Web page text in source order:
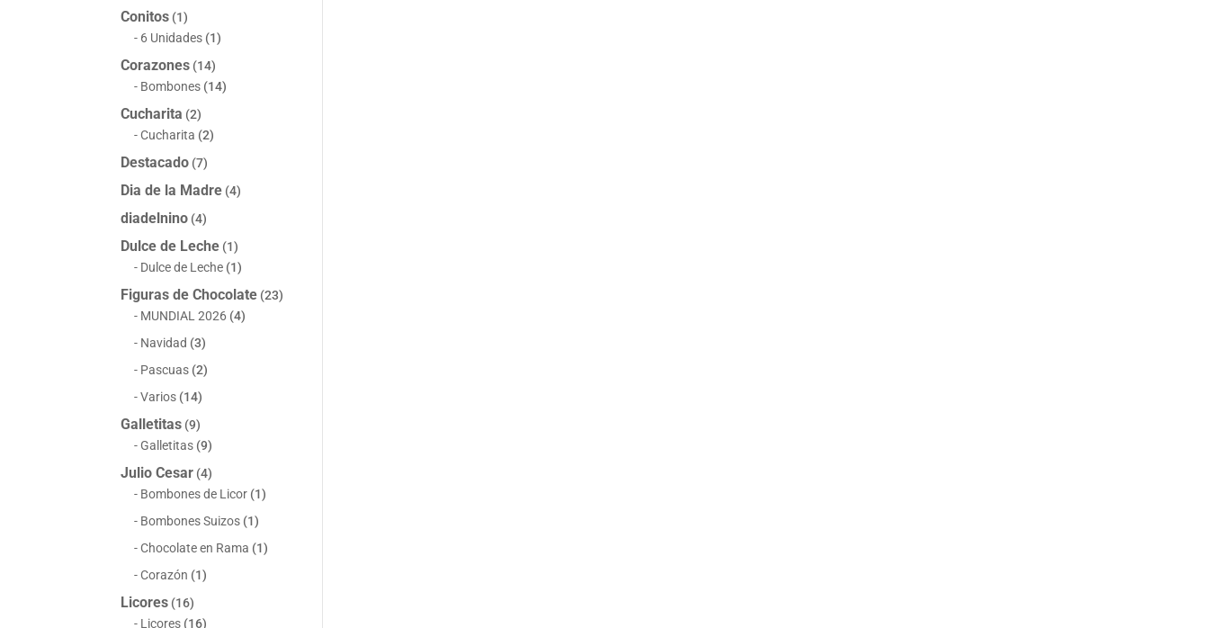
Conitos (1)
6 Unidades (1)
Corazones (14)
Bombones (14)
Cucharita (2)
Cucharita (2)
Destacado (7)
Dia de la Madre (4)
diadelnino (4)
Dulce de Leche (1)
Dulce de Leche (1)
Figuras de Chocolate (23)
MUNDIAL 2026 (4)
Navidad (3)
Pascuas (2)
Varios (14)
Galletitas (9)
Galletitas (9)
Julio Cesar (4)
Bombones de Licor (1)
Bombones Suizos (1)
Chocolate en Rama (1)
Corazón (1)
Licores (16)
Licores (16)